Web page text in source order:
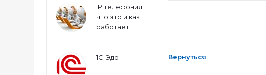
IP телефония:
что это и как
работает
1С-Эдо Вернуться